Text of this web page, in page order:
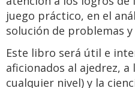
juego práctico, en el
solución de problemas
Este libro será útil e
aficionados al ajedrez,
cualquier nivel) y la